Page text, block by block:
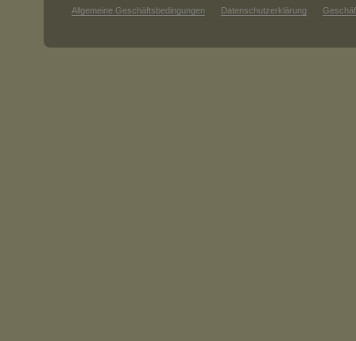
Allgemeine Geschäftsbedingungen Datenschutzerklärung